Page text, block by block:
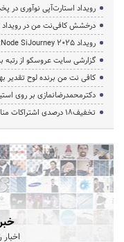
رویداد استارت‌آپی نوآوری
درخشش کافی‌نت من در رویداد A.C.E آپارات و دریافت تندیس افتخار
رویداد NextNode SiJourney 2025 فالنیک
گزارشی سایت عروسکو از رتبه
کافی نت من برنده لوح تقدیر
دکترمحمدرضانمازی بر روی
تخفیف‌18 درصدی اشتراکات مناقصات مزایدات از 17 خرداد ماه